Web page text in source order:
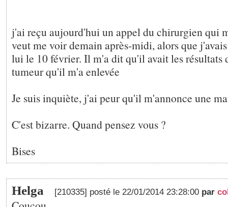
j'ai reçu aujourd'hui un appel du chirurgien qui
veut me voir demain après-midi, alors que
lui le 10 février. Il m'a dit qu'il avait les résultats
tumeur qu'il m'a enlevée
Je suis inquiète, j'ai peur qu'il m'annonce une
C'est bizarre. Quand pensez vous ?
Bises
Helga [210335] posté le 22/01/2014 23:28:00 par